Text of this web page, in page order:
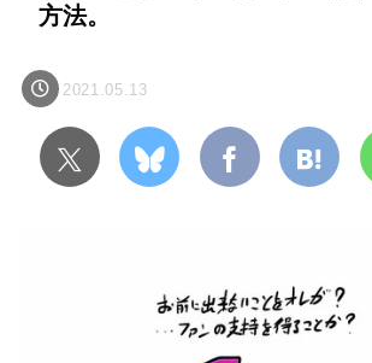
方法。
2021.05.13